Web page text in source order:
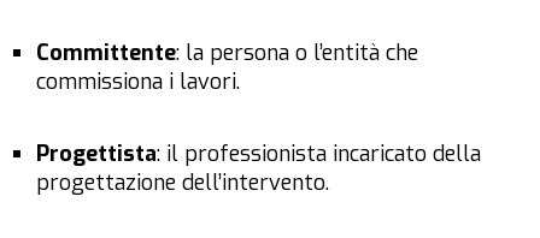
Committente: la persona o l’entità che
commissiona i lavori.
Progettista: il professionista incaricato della
progettazione dell’intervento.